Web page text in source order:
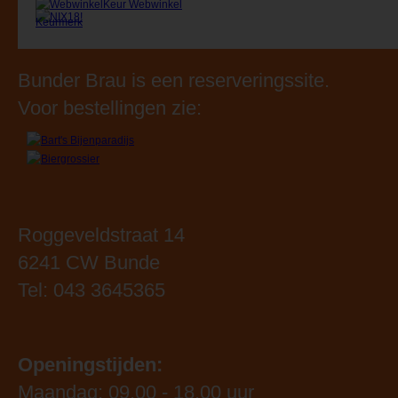
Bunder Brau is een reserveringssite.
Voor bestellingen zie:
Roggeveldstraat 14
6241 CW Bunde
Tel: 043 3645365
Openingstijden:
Maandag: 09.00 - 18.00 uur